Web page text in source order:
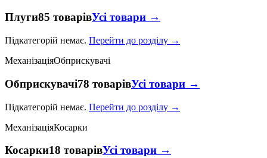
Плуги85 товарівУсі товари →
Підкатегорій немає. Перейти до розділу →
МеханізаціяОбприскувачі
Обприскувачі78 товарівУсі товари →
Підкатегорій немає. Перейти до розділу →
МеханізаціяКосарки
Косарки18 товарівУсі товари →